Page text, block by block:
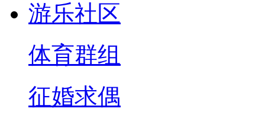
游乐社区
体育群组
征婚求偶